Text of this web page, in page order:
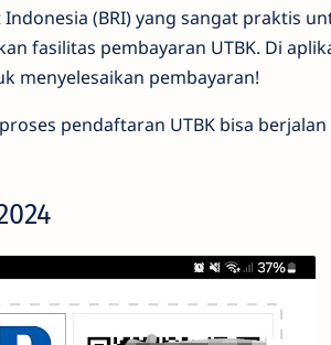
(BRI) yang sangat praktis
fasilitas pembayaran UTBK. Di
menyelesaikan pembayaran!
pendaftaran UTBK bisa berjalan